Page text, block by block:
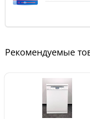
Рекомендуемые